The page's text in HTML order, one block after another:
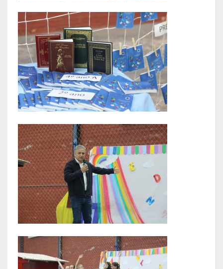
RREO
Publicações Diversas
Eleições Conselho Tutelar
Licitações
Transparência
Portal da Transparência
SIC
Contratos
Concurso Público
Processo Seletivo
Carta de Serviços